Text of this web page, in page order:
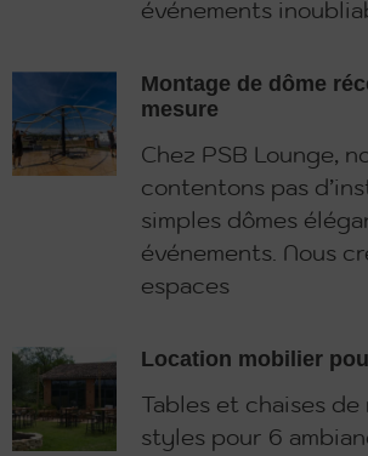
événements
Montage de dôme
mesure
Chez PSB Lounge,
contentons pas
simples dômes
événements. Nous
espaces
Location mobilier
Tables et chaises de
styles pour 6